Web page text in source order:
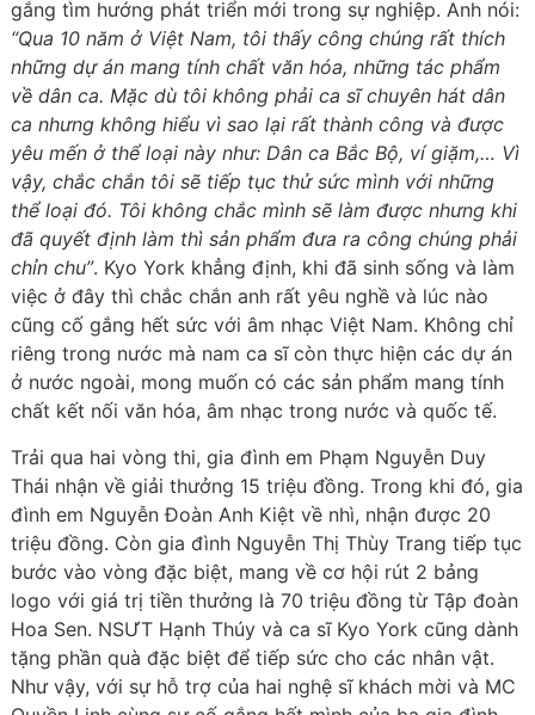
gắng tìm hướng phát triển mới trong sự nghiệp. Anh nói:
“Qua 10 năm ở Việt Nam, tôi thấy công chúng rất thích
những dự án mang tính chất văn hóa, những tác phẩm
về dân ca. Mặc dù tôi không phải ca sĩ chuyên hát dân
ca nhưng không hiểu vì sao lại rất thành công và được
yêu mến ở thể loại này như: Dân ca Bắc Bộ, ví giặm,… Vì
vậy, chắc chắn tôi sẽ tiếp tục thử sức mình với những
thể loại đó. Tôi không chắc mình sẽ làm được nhưng khi
đã quyết định làm thì sản phẩm đưa ra công chúng phải
chỉn chu”. Kyo York khẳng định, khi đã sinh sống và làm
việc ở đây thì chắc chắn anh rất yêu nghề và lúc nào
cũng cố gắng hết sức với âm nhạc Việt Nam. Không chỉ
riêng trong nước mà nam ca sĩ còn thực hiện các dự án
ở nước ngoài, mong muốn có các sản phẩm mang tính
chất kết nối văn hóa, âm nhạc trong nước và quốc tế.
Trải qua hai vòng thi, gia đình em Phạm Nguyễn Duy
Thái nhận về giải thưởng 15 triệu đồng. Trong khi đó, gia
đình em Nguyễn Đoàn Anh Kiệt về nhì, nhận được 20
triệu đồng. Còn gia đình Nguyễn Thị Thùy Trang tiếp tục
bước vào vòng đặc biệt, mang về cơ hội rút 2 bảng
logo với giá trị tiền thưởng là 70 triệu đồng từ Tập đoàn
Hoa Sen. NSƯT Hạnh Thúy và ca sĩ Kyo York cũng dành
tặng phần quà đặc biệt để tiếp sức cho các nhân vật.
Như vậy, với sự hỗ trợ của hai nghệ sĩ khách mời và MC